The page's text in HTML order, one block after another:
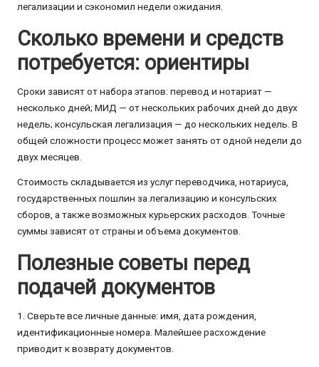
легализации и сэкономил недели ожидания.
Сколько времени и средств
потребуется: ориентиры
Сроки зависят от набора этапов: перевод и нотариат —
несколько дней; МИД — от нескольких рабочих дней до двух
недель; консульская легализация — до нескольких недель. В
общей сложности процесс может занять от одной недели до
двух месяцев.
Стоимость складывается из услуг переводчика, нотариуса,
государственных пошлин за легализацию и консульских
сборов, а также возможных курьерских расходов. Точные
суммы зависят от страны и объема документов.
Полезные советы перед
подачей документов
1. Сверьте все личные данные: имя, дата рождения,
идентификационные номера. Малейшее расхождение
приводит к возврату документов.